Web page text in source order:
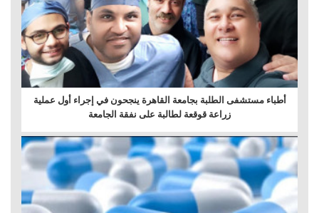
أطباء مستشفى الطلبة بجامعة القاهرة ينجحون في إجراء أول عملية
زراعة قوقعة لطالبة على نفقة الجامعة